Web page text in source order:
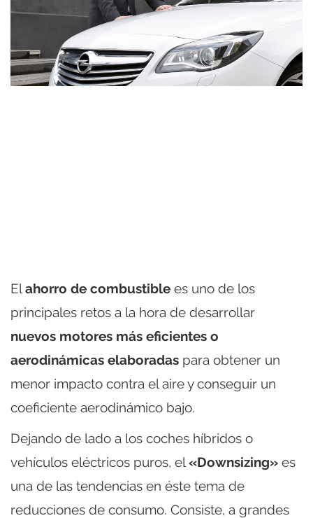
Elahorro de combustible es uno de los
principales retos a la hora de desarrollar
nuevos motores más eficientes o
aerodinámicas elaboradas para obtener un
menor impacto contra el aire y conseguir un
coeficiente aerodinámico bajo.
Dejando de lado a los coches híbridos o
vehículos eléctricos puros, el«Downsizing» es
una de las tendencias en éste tema de
reducciones de consumo. Consiste, a grandes